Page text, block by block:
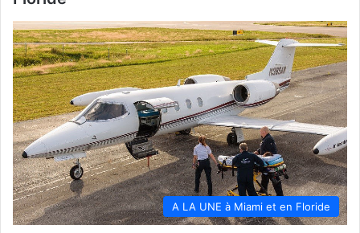
A LA UNE à Miami et en Floride